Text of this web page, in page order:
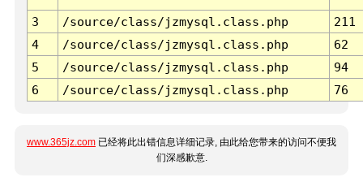
3 /source/class/jzmysql.class.php
211
4
/source/class/jzmysql.class.php
62
5
/source/class/jzmysql.class.php
94
6
/source/class/jzmysql.class.php 76
www.365jz.com 已经将此出错信息详细记录, 由此给您带来的访问不便我
们深感歉意.